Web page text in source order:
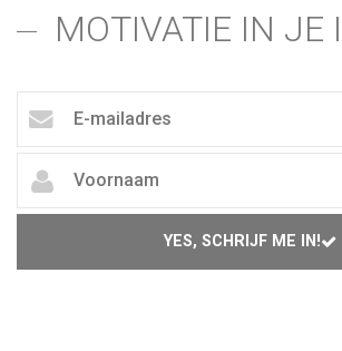
MOTIVATIE IN JE
YES, SCHRIJF ME IN!